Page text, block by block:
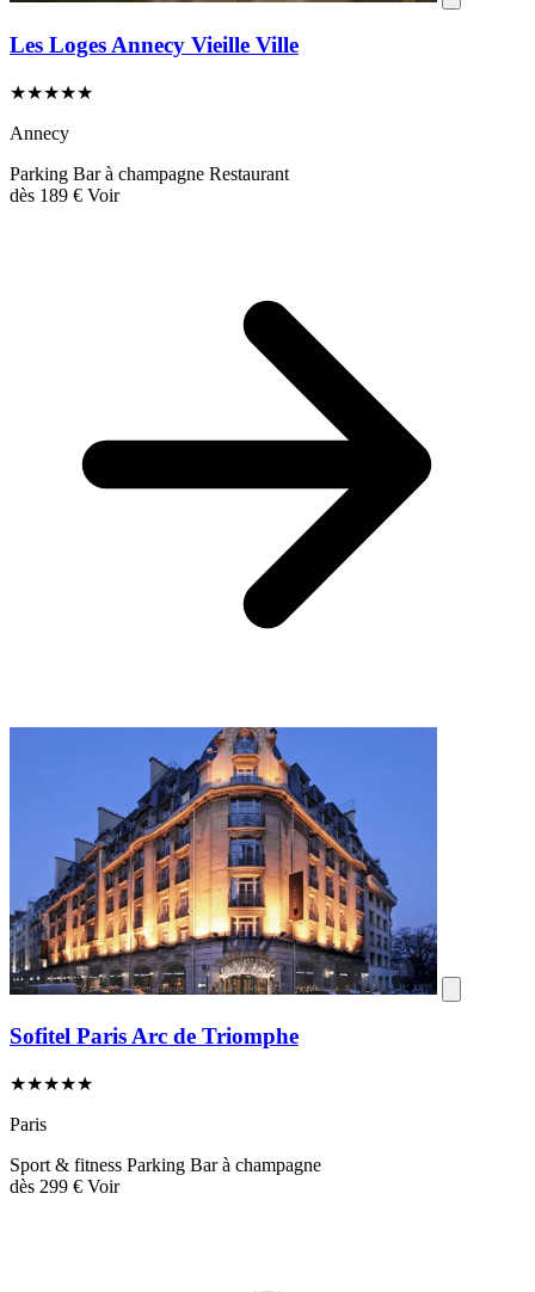
Les Loges Annecy Vieille Ville
★★★★★
Annecy
Parking Bar à champagne Restaurant
dès 189 € Voir
Sofitel Paris Arc de Triomphe
★★★★★
Paris
Sport & fitness Parking Bar à champagne
dès 299 € Voir